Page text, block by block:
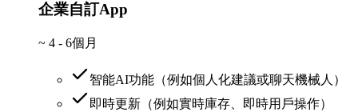
企業自訂App
~ 4 - 6個月
智能AI功能（例如個人化建議或聊天機械人）
即時更新（例如實時庫存、即時用戶操作）